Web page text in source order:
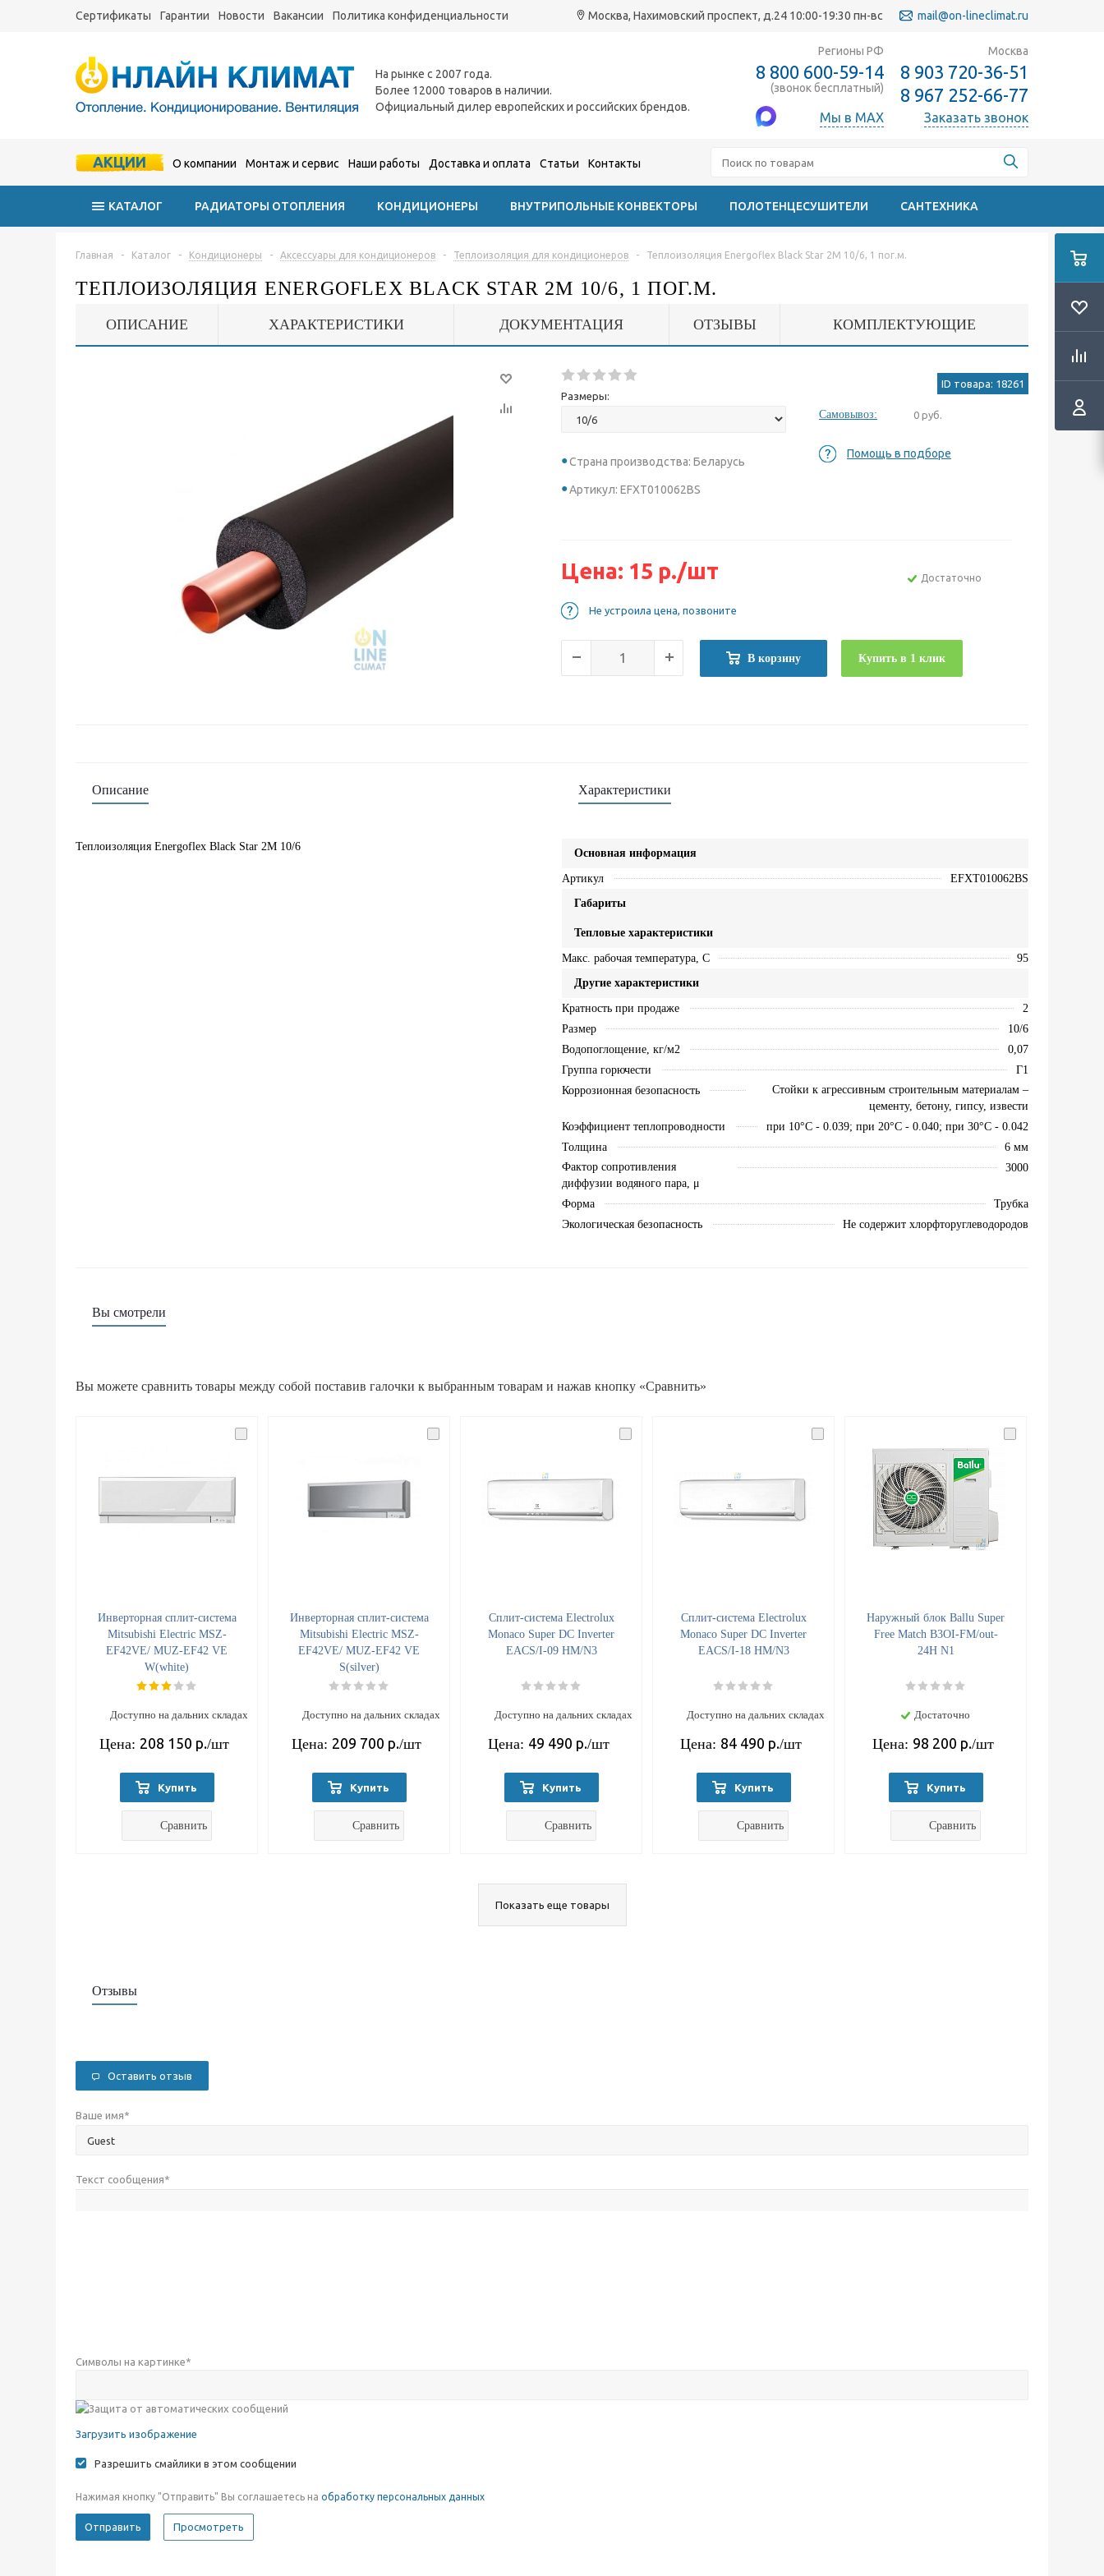
Сертификаты Гарантии Новости Вакансии Политика конфиденциальности Москва, Нахимовский проспект, д.24 10:00-19:30 пн-вс mail@on-lineclimat.ru
На рынке с 2007 года.
Более 12000 товаров в наличии.
Официальный дилер европейских и российских брендов.
Регионы РФ
8 800 600-59-14
(звонок бесплатный)
Мы в MAX
Москва
8 903 720-36-51
8 967 252-66-77
Заказать звонок
АКЦИИ О компании Монтаж и сервис Наши работы Доставка и оплата Статьи Контакты
КАТАЛОГ РАДИАТОРЫ ОТОПЛЕНИЯ КОНДИЦИОНЕРЫ ВНУТРИПОЛЬНЫЕ КОНВЕКТОРЫ ПОЛОТЕНЦЕСУШИТЕЛИ САНТЕХНИКА
Главная - Каталог - Кондиционеры - Аксессуары для кондиционеров - Теплоизоляция для кондиционеров - Теплоизоляция Energoflex Black Star 2М 10/6, 1 пог.м.
ТЕПЛОИЗОЛЯЦИЯ ENERGOFLEX BLACK STAR 2М 10/6, 1 ПОГ.М.
ОПИСАНИЕ ХАРАКТЕРИСТИКИ ДОКУМЕНТАЦИЯ ОТЗЫВЫ КОМПЛЕКТУЮЩИЕ
Размеры:
Страна производства: Беларусь
Артикул: EFXT010062BS
ID товара: 18261
Самовывоз: 0 руб.
Помощь в подборе
Цена: 15 р./шт Достаточно
Не устроила цена, позвоните
В корзину Купить в 1 клик
Описание
Теплоизоляция Energoflex Black Star 2М 10/6
Характеристики
Основная информация
Артикул
EFXT010062BS
Габариты
Тепловые характеристики
Макс. рабочая температура, C
95
Другие характеристики
Кратность при продаже
2
Размер
10/6
Водопоглощение, кг/м2
0,07
Группа горючести
Г1
Коррозионная безопасность
Cтойки к агрессивным строительным материалам –
цементу, бетону, гипсу, извести
Коэффициент теплопроводности
при 10°С - 0.039; при 20°С - 0.040; при 30°С - 0.042
Толщина
6 мм
Фактор сопротивления
диффузии водяного пара, μ
3000
Форма
Трубка
Экологическая безопасность
Не содержит хлорфторуглеводородов
Вы смотрели
Вы можете сравнить товары между собой поставив галочки к выбранным товарам и нажав кнопку «Сравнить»
Инверторная сплит-система
Mitsubishi Electric MSZ-
EF42VE/ MUZ-EF42 VE
W(white)
Доступно на дальних складах
Цена: 208 150 р./шт
Купить
Сравнить
Инверторная сплит-система
Mitsubishi Electric MSZ-
EF42VE/ MUZ-EF42 VE
S(silver)
Доступно на дальних складах
Цена: 209 700 р./шт
Купить
Сравнить
Cплит-система Electrolux
Monaco Super DC Inverter
EACS/I-09 HM/N3
Доступно на дальних складах
Цена: 49 490 р./шт
Купить
Сравнить
Cплит-система Electrolux
Monaco Super DC Inverter
EACS/I-18 HM/N3
Доступно на дальних складах
Цена: 84 490 р./шт
Купить
Сравнить
Наружный блок Ballu Super
Free Match B3OI-FM/out-
24H N1
Достаточно
Цена: 98 200 р./шт
Купить
Сравнить
Показать еще товары
Отзывы
Оставить отзыв
Ваше имя*
Текст сообщения*
Символы на картинке*
Загрузить изображение
Разрешить смайлики в этом сообщении
Нажимая кнопку "Отправить" Вы соглашаетесь на обработку персональных данных